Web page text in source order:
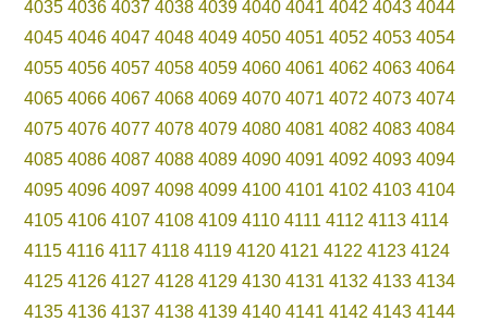
4035 4036 4037 4038 4039 4040 4041 4042 4043 4044
4045 4046 4047 4048 4049 4050 4051 4052 4053 4054
4055 4056 4057 4058 4059 4060 4061 4062 4063 4064
4065 4066 4067 4068 4069 4070 4071 4072 4073 4074
4075 4076 4077 4078 4079 4080 4081 4082 4083 4084
4085 4086 4087 4088 4089 4090 4091 4092 4093 4094
4095 4096 4097 4098 4099 4100 4101 4102 4103 4104
4105 4106 4107 4108 4109 4110 4111 4112 4113 4114
4115 4116 4117 4118 4119 4120 4121 4122 4123 4124
4125 4126 4127 4128 4129 4130 4131 4132 4133 4134
4135 4136 4137 4138 4139 4140 4141 4142 4143 4144